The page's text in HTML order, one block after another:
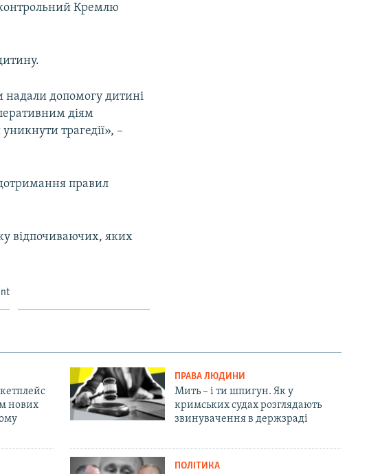
Кремлю
надали допомогу дитині
діям
трагедії», –
правил
відпочиваючих, яких
нових
ПРАВА ЛЮДИНИ
Мить – і ти шпигун. Як у
кримських судах розглядають
звинувачення в держзраді
ПОЛІТИКА